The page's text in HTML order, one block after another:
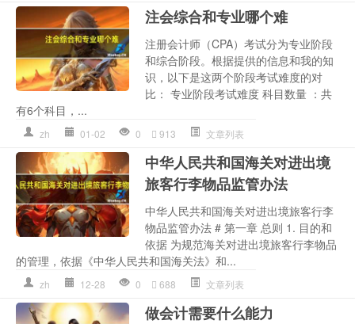
注会综合和专业哪个难
注册会计师（CPA）考试分为专业阶段
和综合阶段。根据提供的信息和我的知
识，以下是这两个阶段考试难度的对
比： 专业阶段考试难度 科目数量 ：共
有6个科目，...
zh 01-02 0 913 文章列表
中华人民共和国海关对进出境
旅客行李物品监管办法
中华人民共和国海关对进出境旅客行李
物品监管办法 # 第一章 总则 1. 目的和
依据 为规范海关对进出境旅客行李物品
的管理，依据《中华人民共和国海关法》和...
zh 12-28 0 688 文章列表
做会计需要什么能力